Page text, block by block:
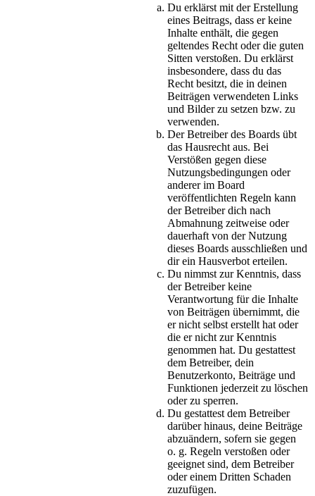
Du erklärst mit der Erstellung
eines Beitrags, dass er keine
Inhalte enthält, die gegen
geltendes Recht oder die guten
Sitten verstoßen. Du erklärst
insbesondere, dass du das
Recht besitzt, die in deinen
Beiträgen verwendeten Links
und Bilder zu setzen bzw. zu
verwenden.
Der Betreiber des Boards übt
das Hausrecht aus. Bei
Verstößen gegen diese
Nutzungsbedingungen oder
anderer im Board
veröffentlichten Regeln kann
der Betreiber dich nach
Abmahnung zeitweise oder
dauerhaft von der Nutzung
dieses Boards ausschließen und
dir ein Hausverbot erteilen.
Du nimmst zur Kenntnis, dass
der Betreiber keine
Verantwortung für die Inhalte
von Beiträgen übernimmt, die
er nicht selbst erstellt hat oder
die er nicht zur Kenntnis
genommen hat. Du gestattest
dem Betreiber, dein
Benutzerkonto, Beiträge und
Funktionen jederzeit zu löschen
oder zu sperren.
Du gestattest dem Betreiber
darüber hinaus, deine Beiträge
abzuändern, sofern sie gegen
o. g. Regeln verstoßen oder
geeignet sind, dem Betreiber
oder einem Dritten Schaden
zuzufügen.